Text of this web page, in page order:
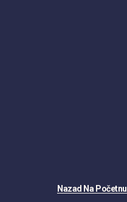
Nazad Na Početnu